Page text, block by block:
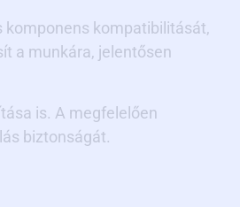
komponens kompatibilitását,
a munkára, jelentősen
is. A megfelelően
biztonságát.